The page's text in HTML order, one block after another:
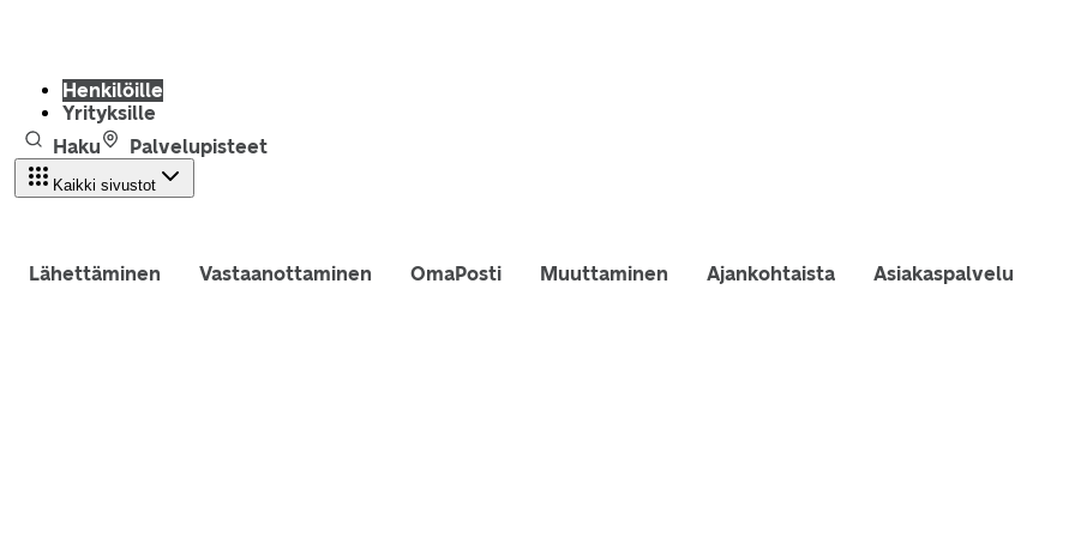
Henkilöille
Yrityksille
Haku
Palvelupisteet
Kaikki sivustot
Lähettäminen Vastaanottaminen OmaPosti Muuttaminen Ajankohtaista Asiakaspalvelu